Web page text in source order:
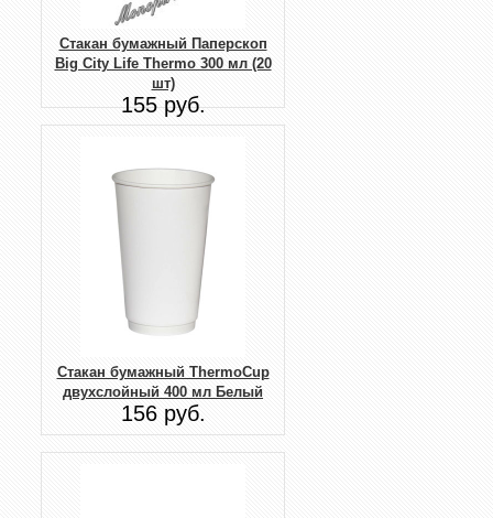
Стакан бумажный Паперскоп
Big City Life Thermo 300 мл (20
шт)
155 руб.
Стакан бумажный ThermoCup
двухслойный 400 мл Белый
156 руб.